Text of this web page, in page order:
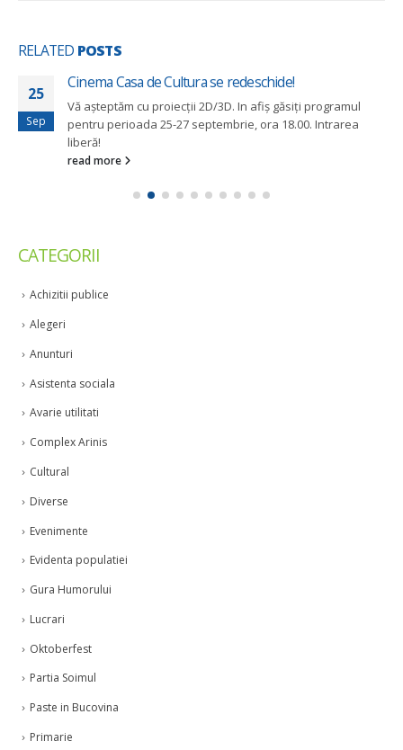
RELATED POSTS
25
Sep
Cinema Casa de Cultura se redeschide!
Vă așteptăm cu proiecții 2D/3D. In afiș găsiți programul
pentru perioada 25-27 septembrie, ora 18.00. Intrarea
liberă!
read more
CATEGORII
Achizitii publice
Alegeri
Anunturi
Asistenta sociala
Avarie utilitati
Complex Arinis
Cultural
Diverse
Evenimente
Evidenta populatiei
Gura Humorului
Lucrari
Oktoberfest
Partia Soimul
Paste in Bucovina
Primarie